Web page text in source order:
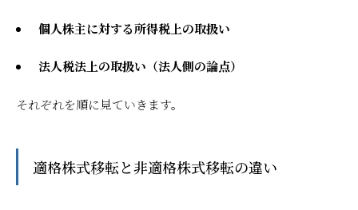
個人株主に対する所得税上の取扱い
法人税法上の取扱い（法人側の論点）
それぞれを順に見ていきます。
適格株式移転と非適格株式移転の違い